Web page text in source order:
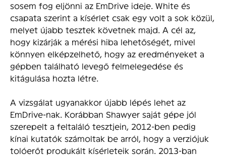
sosem fog eljönni az EmDrive ideje. White és
csapata szerint a kísérlet csak egy volt a sok közül,
melyet újabb tesztek követnek majd. A cél az,
hogy kizárják a mérési hiba lehetőségét, mivel
könnyen elképzelhető, hogy az eredményeket a
gépben található levegő felmelegedése és
kitágulása hozta létre.
A vizsgálat ugyanakkor újabb lépés lehet az
EmDrive-nak. Korábban Shawyer saját gépe jól
szerepelt a feltaláló tesztjein, 2012-ben pedig
kínai kutatók számoltak be arról, hogy a verziójuk
tolóerőt produkált kísérleteik során. 2013-ban